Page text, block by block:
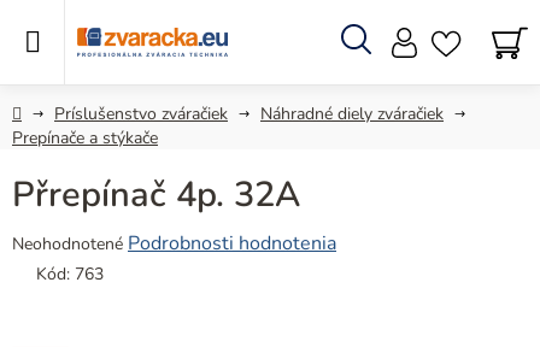
Hľadať
DomovPríslušenstvo zváračiek
Náhradné diely zváračiek
Prepínače a stýkače
Přrepínač 4p. 32A
Priemerné
hodnotenie
Neohodnotené Podrobnosti hodnotenia
Kód: 763